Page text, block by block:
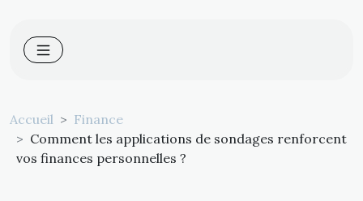
Accueil
Finance
Comment les applications de sondages renforcent
vos finances personnelles ?